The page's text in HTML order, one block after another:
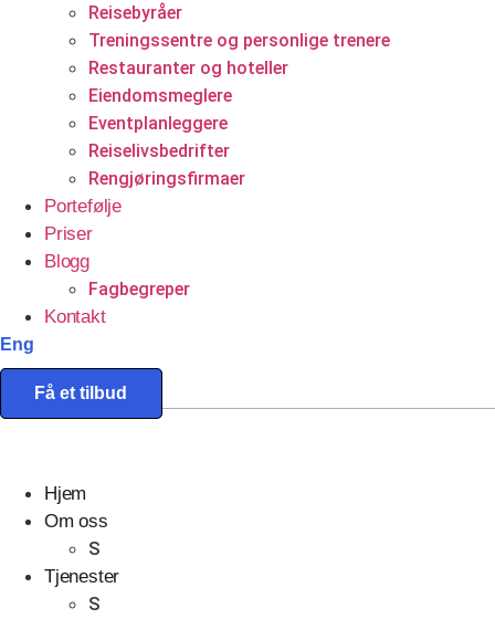
Reisebyråer
Treningssentre og personlige trenere
Restauranter og hoteller
Eiendomsmeglere
Eventplanleggere
Reiselivsbedrifter
Rengjøringsfirmaer
Portefølje
Priser
Blogg
Fagbegreper
Kontakt
Eng
Få et tilbud
Hjem
Om oss
S
Tjenester
S